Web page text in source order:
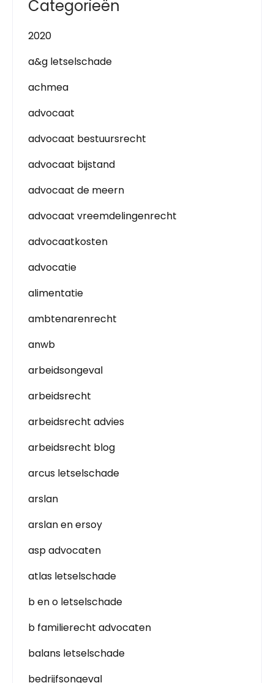
Categorieën
2020
a&g letselschade
achmea
advocaat
advocaat bestuursrecht
advocaat bijstand
advocaat de meern
advocaat vreemdelingenrecht
advocaatkosten
advocatie
alimentatie
ambtenarenrecht
anwb
arbeidsongeval
arbeidsrecht
arbeidsrecht advies
arbeidsrecht blog
arcus letselschade
arslan
arslan en ersoy
asp advocaten
atlas letselschade
b en o letselschade
b familierecht advocaten
balans letselschade
bedrijfsongeval